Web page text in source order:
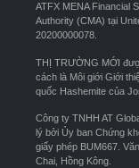
ATFX MENA Financial
Authority (CMA) tại
20200000078.
THỊ TRƯỜNG MỚI
cách là Môi giới Giới
quốc Hashemite của
Công ty TNHH AT
lý bởi Ủy ban Chứng
giấy phép BUM667.
Chai, Hồng Kông.